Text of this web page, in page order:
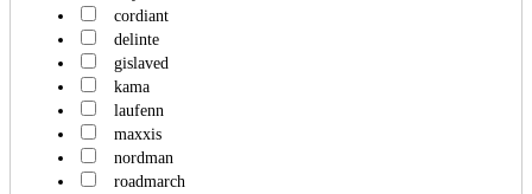
cordiant
delinte
gislaved
kama
laufenn
maxxis
nordman
roadmarch